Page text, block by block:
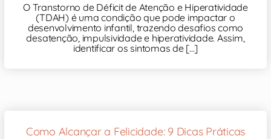
O Transtorno de Déficit de Atenção e Hiperatividade
(TDAH) é uma condição que pode impactar o
desenvolvimento infantil, trazendo desafios como
desatenção, impulsividade e hiperatividade. Assim,
identificar os sintomas de [...]
Como Alcançar a Felicidade: 9 Dicas Práticas